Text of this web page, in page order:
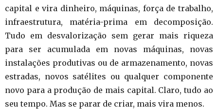
capital e vira dinheiro, máquinas, força de trabalho,
infraestrutura, matéria-prima em decomposição.
Tudo em desvalorização sem gerar mais riqueza
para ser acumulada em novas máquinas, novas
instalações produtivas ou de armazenamento, novas
estradas, novos satélites ou qualquer componente
novo para a produção de mais capital. Claro, tudo ao
seu tempo. Mas se parar de criar, mais vira menos.